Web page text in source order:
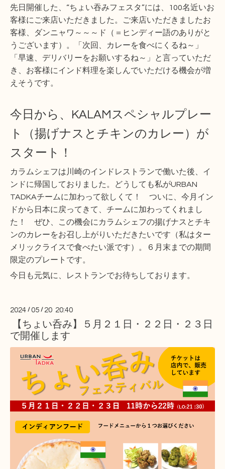
先日開催した、“ちょい吞みフェスタ”には、100名近いお
客様にご来店いただきました。ご来店いただきましたお
客様、ダンニャワ～～～ド（＝ヒンディー語のありがと
うございます）。
「次回、カレーを食べにくるね～」
「早速、デリバリーをお願いするね～」と言っていただ
き、お客様にインド料理を楽しんでいただける機会が増
えそうです。
今日から、KALAMスペシャルプレー
ト（揚げナスとチキンのカレー）が
スタート！
カラムシェフは川崎のインドレストランで働いた後、イ
ンドに帰国しておりました。どうしても私がURBAN
TADKAチームに加わって欲しくて！ ついに、今月イン
ドから日本に戻ってきて、チームに加わってくれまし
た！ ぜひ、この機会にカラムシェフの揚げナスとチキ
ンのカレーをお召し上がりいただきたいです（私はター
メリックライスで食べたい派です）。６月末までの期間
限定のプレートです。
今日も元気に、レストランでお待ちしております。
2024 /05 / 20 20:40
【ちょい呑み】５月２１日・２２日・２３日
で開催します